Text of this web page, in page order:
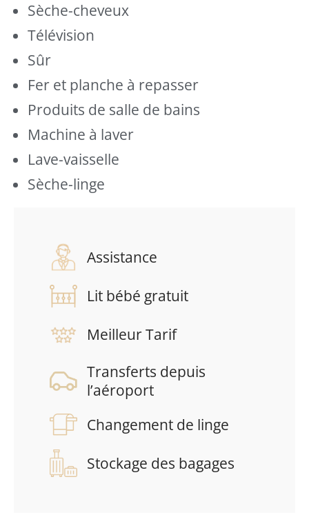
Sèche-cheveux
Télévision
Sûr
Fer et planche à repasser
Produits de salle de bains
Machine à laver
Lave-vaisselle
Sèche-linge
Assistance
Lit bébé gratuit
Meilleur Tarif
Transferts depuis
l’aéroport
Changement de linge
Stockage des bagages